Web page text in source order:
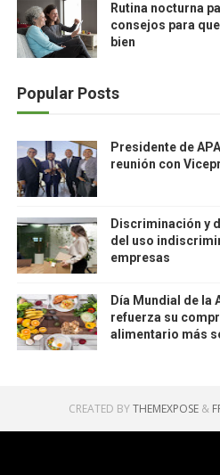
Rutina nocturna
consejos para
bien
Popular Posts
Presidente de
reunión con
Discriminación y
del uso
empresas
Día Mundial de la
refuerza su
alimentario más
CREATED BYTHEMEXPOSE &